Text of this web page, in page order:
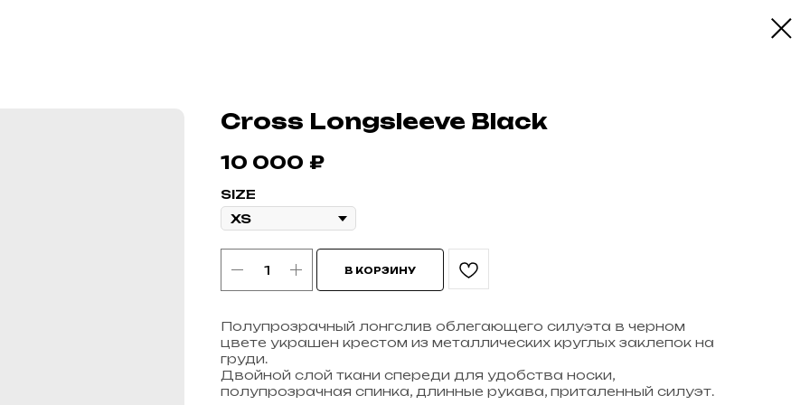
Cross Longsleeve Black
10 000 ₽
SIZE
В КОРЗИНУ
Полупрозрачный лонгслив облегающего силуэта в черном
цвете украшен крестом из металлических круглых заклепок на
груди.
Двойной слой ткани спереди для удобства носки,
полупрозрачная спинка, длинные рукава, приталенный силуэт.